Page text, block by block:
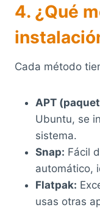
4. ¿Qué
Cada método
APT
Ubuntu, se
sistema.
Snap: Fácil
automático,
Flatpak:
usas otras